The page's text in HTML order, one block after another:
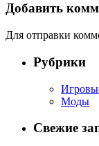
Добавить
Для отправки
Рубрики
Моды
Свежие